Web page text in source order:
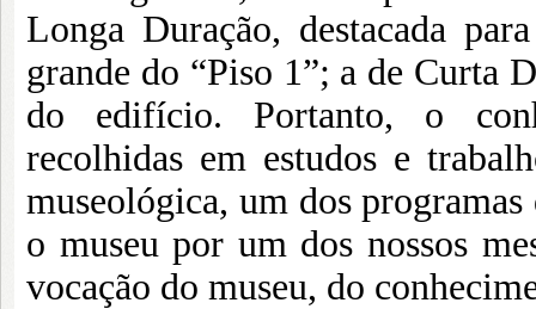
Longa Duração, destacada
grande do “Piso 1”; a de Curta
do edifício. Portanto, o
recolhidas em estudos e
museológica, um dos
o museu por um dos nossos
vocação do museu, do